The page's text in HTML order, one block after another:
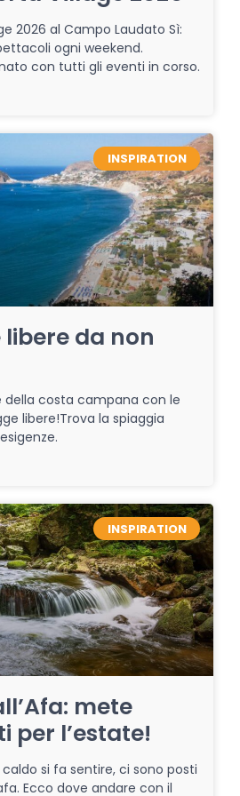
2026 al Campo Laudato Sì:
ogni weekend.
con tutti gli eventi in corso.
INSPIRATION
libere da non
della costa campana con le
libere!Trova la spiaggia
INSPIRATION
mete
per l’estate!
si fa sentire, ci sono posti
Ecco dove andare con il